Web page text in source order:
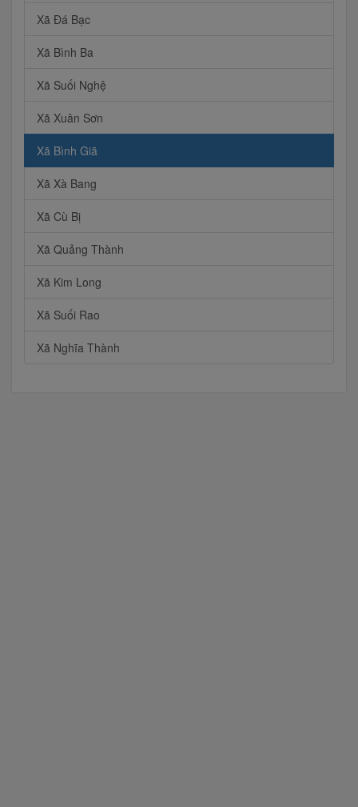
Xã Đá Bạc
Xã Bình Ba
Xã Suối Nghệ
Xã Xuân Sơn
Xã Bình Giã
Xã Xà Bang
Xã Cù Bị
Xã Quảng Thành
Xã Kim Long
Xã Suối Rao
Xã Nghĩa Thành